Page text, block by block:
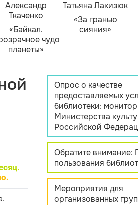
Александр
Ткаченко
«Байкал.
чудо
планеты»
Татьяна Лакизюк
«За гранью
сияния»
.
Опрос о качестве
предоставляемых
библиотеки:
Министерства
Российской
Обратите внимание:
пользования
Мероприятия для
организованных